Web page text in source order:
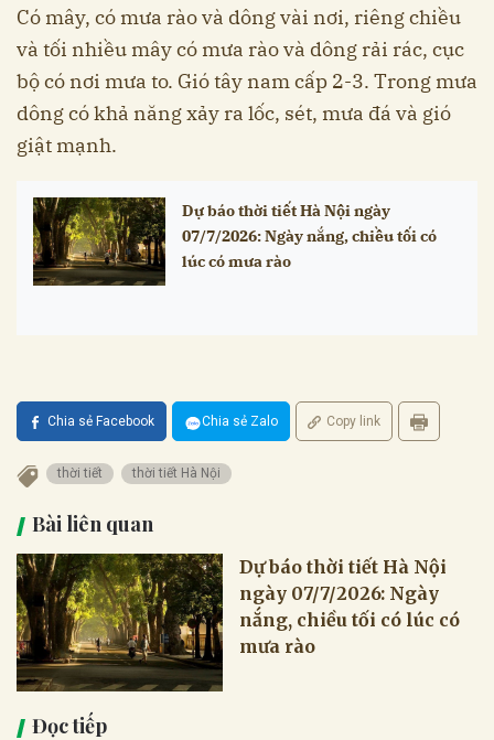
Có mây, có mưa rào và dông vài nơi, riêng chiều
và tối nhiều mây có mưa rào và dông rải rác, cục
bộ có nơi mưa to. Gió tây nam cấp 2-3. Trong mưa
dông có khả năng xảy ra lốc, sét, mưa đá và gió
giật mạnh.
Dự báo thời tiết Hà Nội ngày
07/7/2026: Ngày nắng, chiều tối có
lúc có mưa rào
Chia sẻ Facebook Chia sẻ Zalo Copy link
thời tiết thời tiết Hà Nội
Bài liên quan
Dự báo thời tiết Hà Nội
ngày 07/7/2026: Ngày
nắng, chiều tối có lúc có
mưa rào
Đọc tiếp